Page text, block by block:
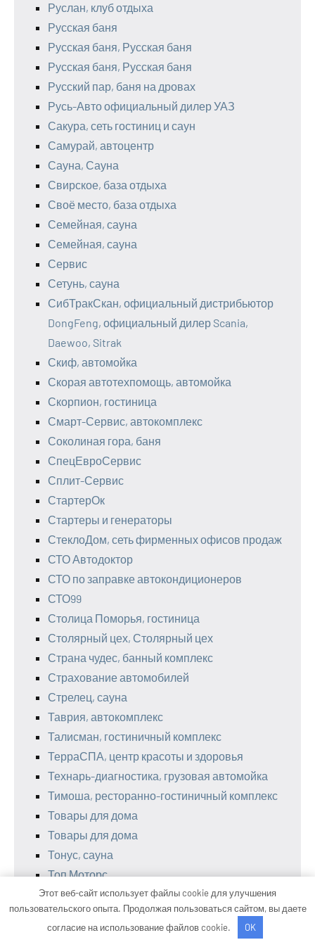
Руслан, клуб отдыха
Русская баня
Русская баня, Русская баня
Русская баня, Русская баня
Русский пар, баня на дровах
Русь-Авто официальный дилер УАЗ
Сакура, сеть гостиниц и саун
Самурай, автоцентр
Сауна, Сауна
Свирское, база отдыха
Своё место, база отдыха
Семейная, сауна
Семейная, сауна
Сервис
Сетунь, сауна
СибТракСкан, официальный дистрибьютор
DongFeng, официальный дилер Scania,
Daewoo, Sitrak
Скиф, автомойка
Скорая автотехпомощь, автомойка
Скорпион, гостиница
Смарт-Сервис, автокомплекс
Соколиная гора, баня
СпецЕвроСервис
Сплит-Сервис
СтартерОк
Стартеры и генераторы
СтеклоДом, сеть фирменных офисов продаж
СТО Автодоктор
СТО по заправке автокондиционеров
СТО99
Столица Поморья, гостиница
Столярный цех, Столярный цех
Страна чудес, банный комплекс
Страхование автомобилей
Стрелец, сауна
Таврия, автокомплекс
Талисман, гостиничный комплекс
ТерраСПА, центр красоты и здоровья
Технарь-диагностика, грузовая автомойка
Тимоша, ресторанно-гостиничный комплекс
Товары для дома
Товары для дома
Тонус, сауна
Топ Моторс
Точка ремонта
Транзит
Транс Лайн СТО
Этот веб-сайт использует файлы cookie для улучшения
пользовательского опыта. Продолжая пользоваться сайтом, вы даете
согласие на использование файлов cookie.
OK